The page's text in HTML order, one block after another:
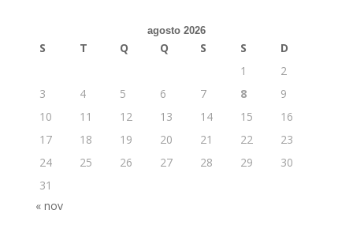
agosto 2026
S T Q Q S S
D
1
2
3
4 5 6 7 8
9
10
11 12 13 14 15
16
17
18 19 20 21 22
23
24
25 26 27 28 29
30
31
« nov